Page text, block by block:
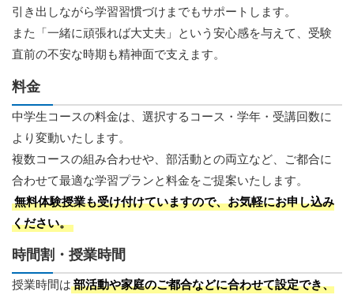
引き出しながら学習習慣づけまでもサポートします。
また「一緒に頑張れば大丈夫」という安心感を与えて、受験
直前の不安な時期も精神面で支えます。
料金
中学生コースの料金は、選択するコース・学年・受講回数に
より変動いたします。
複数コースの組み合わせや、部活動との両立など、ご都合に
合わせて最適な学習プランと料金をご提案いたします。
無料体験授業も受け付けていますので、お気軽にお申し込み
ください。
時間割・授業時間
授業時間は 部活動や家庭のご都合などに合わせて設定でき、